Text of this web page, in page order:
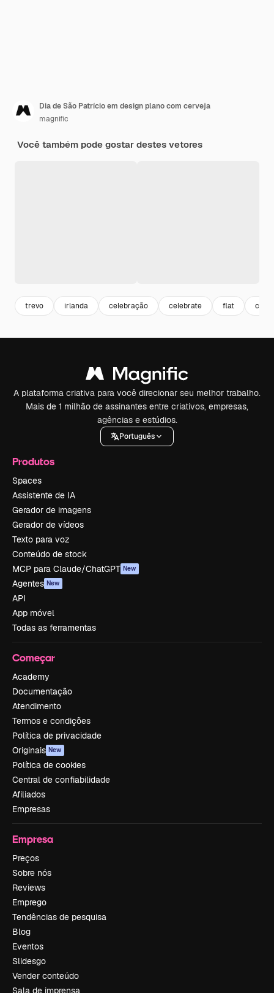
Dia de São Patrício em design plano com cerveja
magnific
Você também pode gostar destes vetores
trevo irlanda celebração celebrate flat
A plataforma criativa para você direcionar seu melhor trabalho.
Mais de 1 milhão de assinantes entre criativos, empresas,
agências e estúdios.
Português
Produtos
Spaces
Assistente de IA
Gerador de imagens
Gerador de vídeos
Texto para voz
Conteúdo de stock
MCP para Claude/ChatGPT New
Agentes New
API
App móvel
Todas as ferramentas
Começar
Academy
Documentação
Atendimento
Termos e condições
Política de privacidade
Originais New
Política de cookies
Central de confiabilidade
Afiliados
Empresas
Empresa
Preços
Sobre nós
Reviews
Emprego
Tendências de pesquisa
Blog
Eventos
Slidesgo
Vender conteúdo
Sala de imprensa